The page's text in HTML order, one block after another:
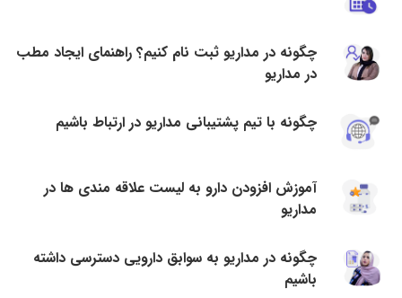
چگونه در مداریو ثبت نام کنیم؟ راهنمای ایجاد مطب
در مداریو
چگونه با تیم پشتیبانی مداریو در ارتباط باشیم
آموزش افزودن دارو به لیست علاقه مندی ها در
مداریو
چگونه در مداریو به سوابق دارویی دسترسی داشته
باشیم